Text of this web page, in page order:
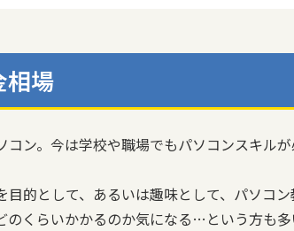
相場
コン。今は学校や職場でもパソコンスキル
的として、あるいは趣味として、パソコン
のくらいかかるのか気になる…という方も